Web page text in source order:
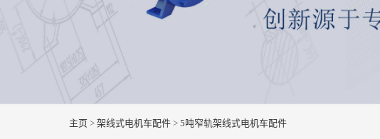
主页 > 架线式电机车配件 > 5吨窄轨架线式电机车配件